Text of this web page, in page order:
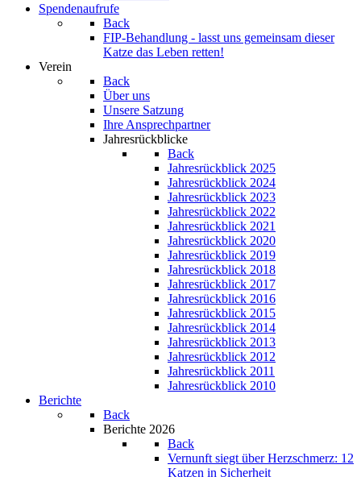
Spendenaufrufe
Back
FIP-Behandlung - lasst uns gemeinsam dieser
Katze das Leben retten!
Verein
Back
Über uns
Unsere Satzung
Ihre Ansprechpartner
Jahresrückblicke
Back
Jahresrückblick 2025
Jahresrückblick 2024
Jahresrückblick 2023
Jahresrückblick 2022
Jahresrückblick 2021
Jahresrückblick 2020
Jahresrückblick 2019
Jahresrückblick 2018
Jahresrückblick 2017
Jahresrückblick 2016
Jahresrückblick 2015
Jahresrückblick 2014
Jahresrückblick 2013
Jahresrückblick 2012
Jahresrückblick 2011
Jahresrückblick 2010
Berichte
Back
Berichte 2026
Back
Vernunft siegt über Herzschmerz: 12
Katzen in Sicherheit